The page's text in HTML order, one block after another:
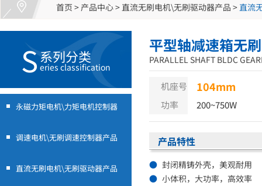
首页 > 产品中心>直流无刷电机\无刷驱动器产品 >直流
S系列分类
eries classification
永磁力矩电机\力矩电机控制器
调速电机\无刷调速控制器产品
直流无刷电机\无刷驱动器产品
平型轴减速箱无
PARALLEL SHAFT BLDC
机座号 104mm
功率 200~750W
产品特性
● 封闭精铸外壳，美观耐用
● 小体积，大功率，高效率